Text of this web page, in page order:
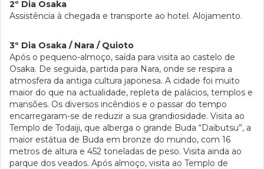
2º Dia Osaka
Assistência à chegada e transporte ao hotel. Alojamento.
3º Dia Osaka / Nara / Quioto
Após o pequeno-almoço, saída para visita ao castelo de
Osaka. De seguida, partida para Nara, onde se respira a
atmosfera da antiga cultura japonesa. A cidade foi muito
maior do que na actualidade, repleta de palácios, templos e
mansões. Os diversos incêndios e o passar do tempo
encarregaram-se de reduzir a sua grandiosidade. Visita ao
Templo de Todaiji, que alberga o grande Buda “Daibutsu”, a
maior estátua de Buda em bronze do mundo, com 16
metros de altura e 452 toneladas de peso. Visita ainda ao
parque dos veados. Após almoço, visita ao Templo de